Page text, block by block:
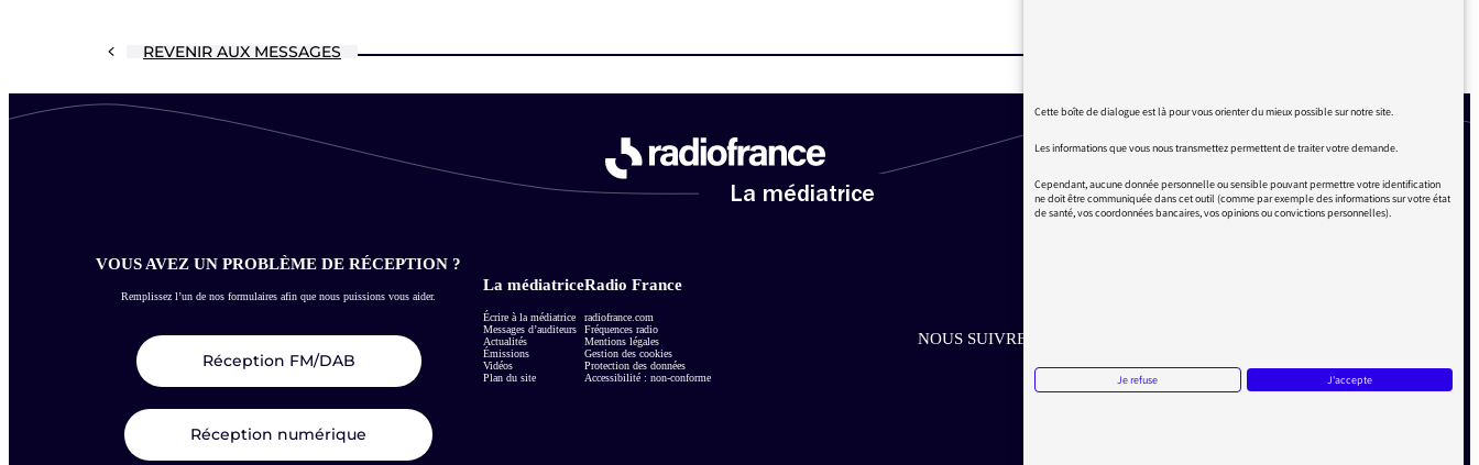
REVENIR AUX MESSAGES
La médiatrice
VOUS AVEZ UN PROBLÈME DE RÉCEPTION ?
Remplissez l’un de nos formulaires afin que nous puissions vous aider.
Réception FM/DAB
Réception numérique
La médiatrice
Écrire à la médiatrice
Messages d’auditeurs
Actualités
Émissions
Vidéos
Plan du site
Radio France
radiofrance.com
Fréquences radio
Mentions légales
Gestion des cookies
Protection des données
Accessibilité : non-conforme
NOUS SUIVRE SUR LES RÉSEAUX
Aller sur la page Facebook de la Médiatrice
Aller sur la page Twitter de la Médiatrice
Aller sur la page Instagram de la Médiatrice
Cette boîte de dialogue est là pour vous orienter du mieux possible sur notre site.
Les informations que vous nous transmettez permettent de traiter votre demande.
Cependant, aucune donnée personnelle ou sensible pouvant permettre votre identification
ne doit être communiquée dans cet outil (comme par exemple des informations sur votre état
de santé, vos coordonnées bancaires, vos opinions ou convictions personnelles).
Je refuse J'accepte